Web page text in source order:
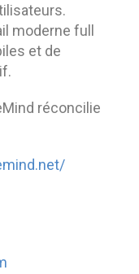
moderne full
et de
réconcilie